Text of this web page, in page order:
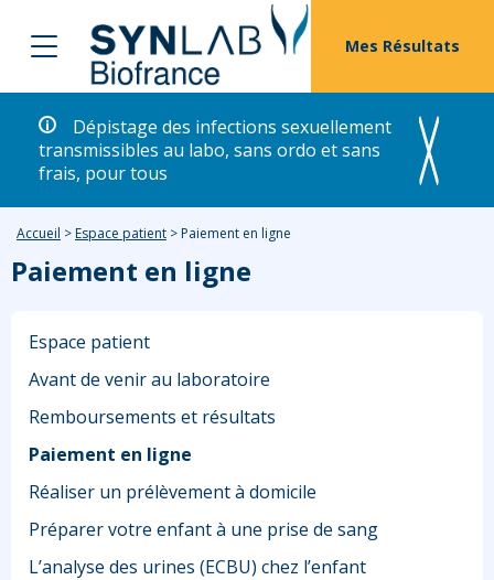
Mes Résultats
Dépistage des infections sexuellement
transmissibles au labo, sans ordo et sans
frais, pour tous
Accueil > Espace patient > Paiement en ligne
Paiement en ligne
Espace patient
Avant de venir au laboratoire
Remboursements et résultats
Paiement en ligne
Réaliser un prélèvement à domicile
Préparer votre enfant à une prise de sang
L’analyse des urines (ECBU) chez l’enfant